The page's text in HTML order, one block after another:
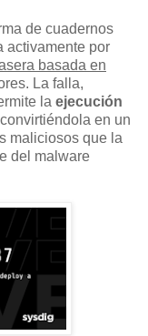
de cuadernos
activamente por
basada en
La falla,
la ejecución
en un
maliciosos que la
del malware